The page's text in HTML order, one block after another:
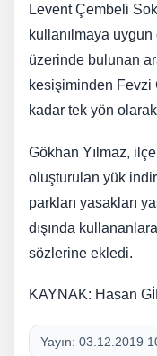
Levent Çembeli
kullanılmaya uygun
üzerinde bulunan
kesişiminden
kadar tek yön
Gökhan Yılmaz,
oluşturulan yük
parkları yasakları
dışında
sözlerine ekledi.
KAYNAK: Hasan
Yayın: 03.12.2019